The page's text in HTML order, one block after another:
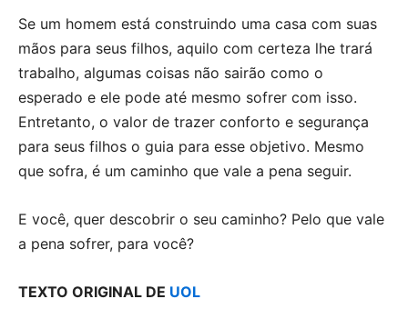
Se um homem está construindo uma casa com suas
mãos para seus filhos, aquilo com certeza lhe trará
trabalho, algumas coisas não sairão como o
esperado e ele pode até mesmo sofrer com isso.
Entretanto, o valor de trazer conforto e segurança
para seus filhos o guia para esse objetivo. Mesmo
que sofra, é um caminho que vale a pena seguir.
E você, quer descobrir o seu caminho? Pelo que vale
a pena sofrer, para você?
TEXTO ORIGINAL DE UOL